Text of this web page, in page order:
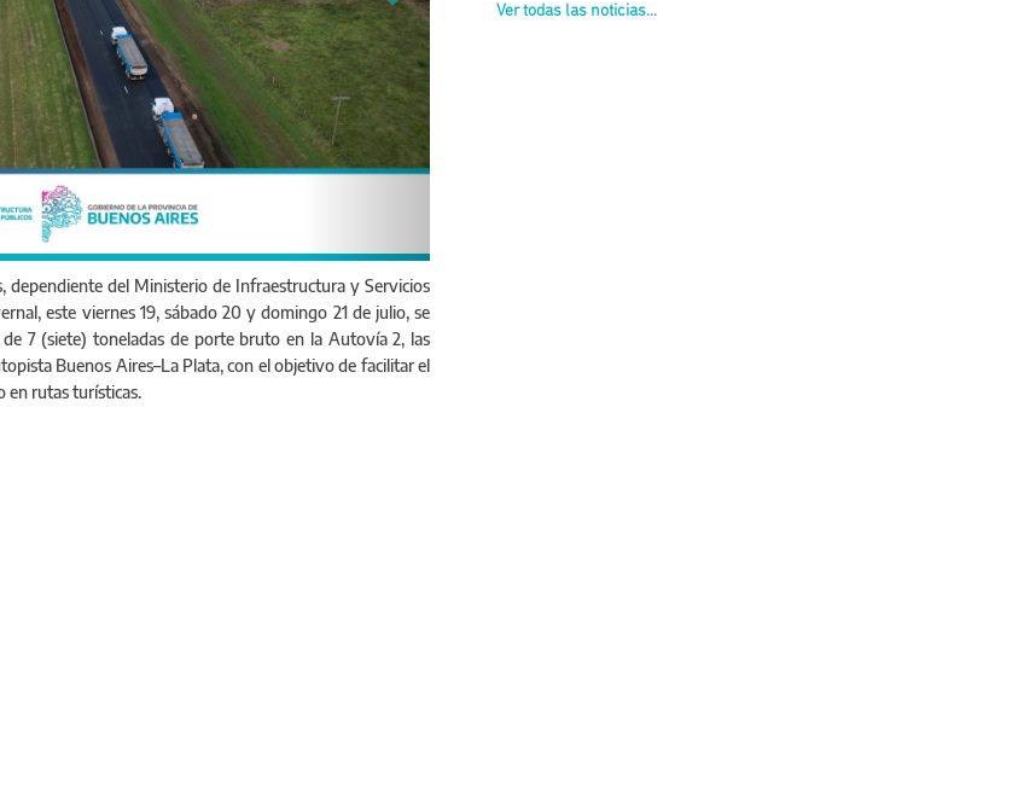
dependiente del Ministerio de Infraestructura y Servicios
este viernes 19, sábado 20 y domingo 21 de julio, se
7 (siete) toneladas de porte bruto en la Autovía 2, las
Buenos Aires–La Plata, con el objetivo de facilitar el
en rutas turísticas.
Ver todas las noticias...